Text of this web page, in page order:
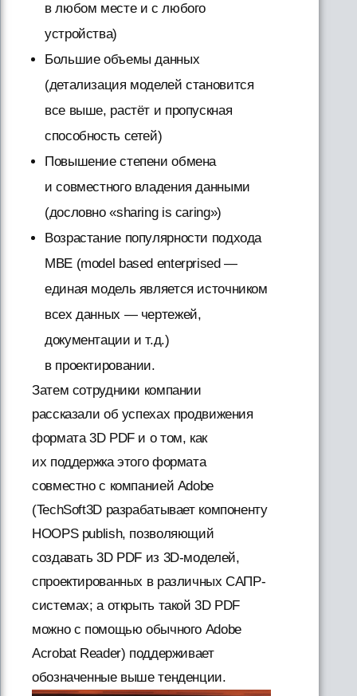
в любом месте и с любого
устройства)
Большие объемы данных
(детализация моделей становится
все выше, растёт и пропускная
способность сетей)
Повышение степени обмена
и совместного владения данными
(дословно «sharing is caring»)
Возрастание популярности подхода
MBE (model based enterprised —
единая модель является источником
всех данных — чертежей,
документации и т.д.)
в проектировании.
Затем сотрудники компании
рассказали об успехах продвижения
формата 3D PDF и о том, как
их поддержка этого формата
совместно с компанией Adobe
(TechSoft3D разрабатывает компоненту
HOOPS publish, позволяющий
создавать 3D PDF из 3D-моделей,
спроектированных в различных САПР-
системах; а открыть такой 3D PDF
можно с помощью обычного Adobe
Acrobat Reader) поддерживает
обозначенные выше тенденции.